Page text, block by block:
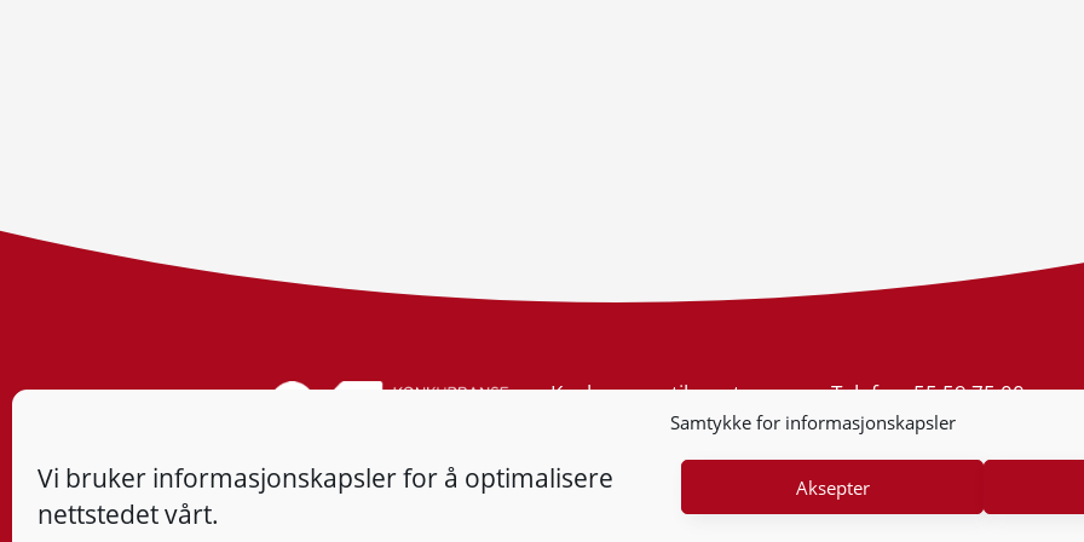
Samtykke for informasjonskapsler
Vi bruker informasjonskapsler for å optimalisere
nettstedet vårt.
Aksepter
Konkurransetilsynet
Postboks 439 Sentrum
Org.nr: 974 761 246
Telefon:55 59 75 00
E-post:post@kt.no
Nyhetsvarsel >>